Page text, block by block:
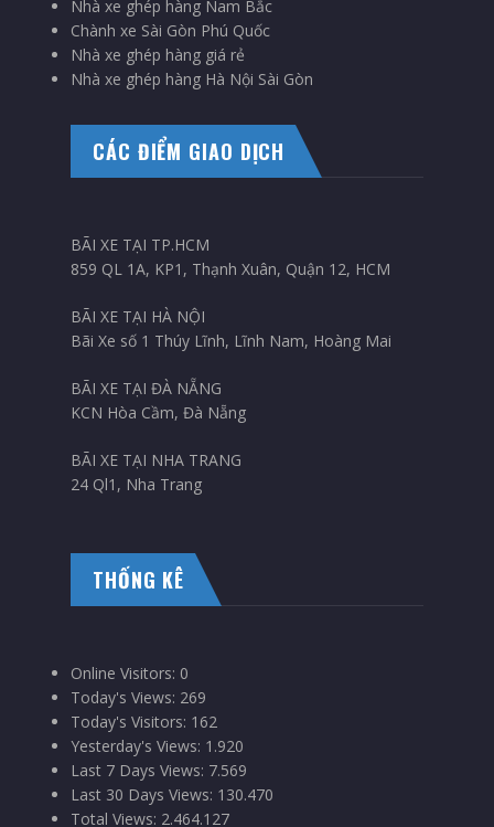
Nhà xe ghép hàng Nam Bắc
Chành xe Sài Gòn Phú Quốc
Nhà xe ghép hàng giá rẻ
Nhà xe ghép hàng Hà Nội Sài Gòn
CÁC ĐIỂM GIAO DỊCH
BÃI XE TẠI TP.HCM
859 QL 1A, KP1, Thạnh Xuân, Quận 12, HCM
BÃI XE TẠI HÀ NỘI
Bãi Xe số 1 Thúy Lĩnh, Lĩnh Nam, Hoàng Mai
BÃI XE TẠI ĐÀ NẴNG
KCN Hòa Cầm, Đà Nẵng
BÃI XE TẠI NHA TRANG
24 Ql1, Nha Trang
THỐNG KÊ
Online Visitors: 0
Today's Views: 269
Today's Visitors: 162
Yesterday's Views: 1.920
Last 7 Days Views: 7.569
Last 30 Days Views: 130.470
Total Views: 2.464.127